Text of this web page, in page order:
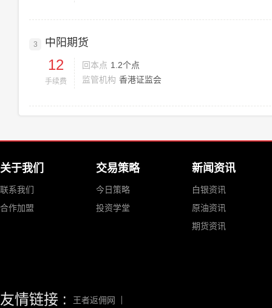
3 中阳期货
12
手续费
回本点 1.2个点
监管机构 香港证监会
关于我们
联系我们
合作加盟
交易策略
今日策略
投资学堂
新闻资讯
白银资讯
原油资讯
期货资讯
友情链接 : 王者返佣网